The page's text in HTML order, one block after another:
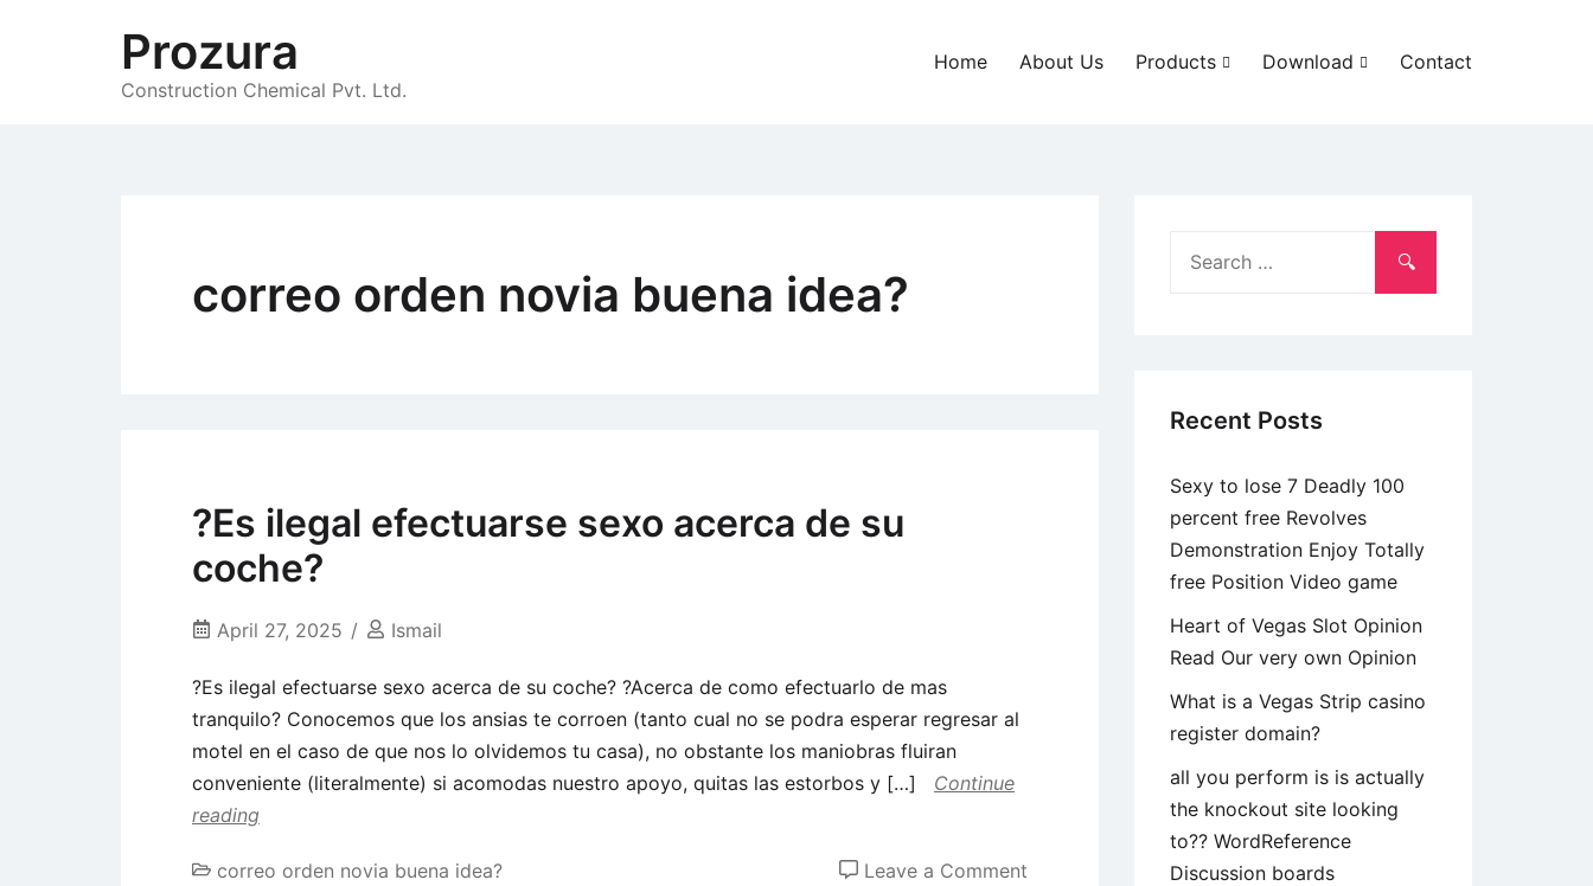
Prozura
Construction Chemical Pvt. Ltd.
Home About Us Products Download Contact
correo orden novia buena idea?
?Es ilegal efectuarse sexo acerca de su
coche?
April 27, 2025 Ismail
?Es ilegal efectuarse sexo acerca de su coche? ?Acerca de como efectuarlo de mas
tranquilo? Conocemos que los ansias te corroen (tanto cual no se podra esperar regresar al
motel en el caso de que nos lo olvidemos tu casa), no obstante los maniobras fluiran
conveniente (literalmente) si acomodas nuestro apoyo, quitas las estorbos y […]
Continue
reading
correo orden novia buena idea? Leave a Comment
Recent Posts
Sexy to lose 7 Deadly 100
percent free Revolves
Demonstration Enjoy Totally
free Position Video game
Heart of Vegas Slot Opinion
Read Our very own Opinion
What is a Vegas Strip casino
register domain?
all you perform is is actually
the knockout site looking
to?? WordReference
Discussion boards